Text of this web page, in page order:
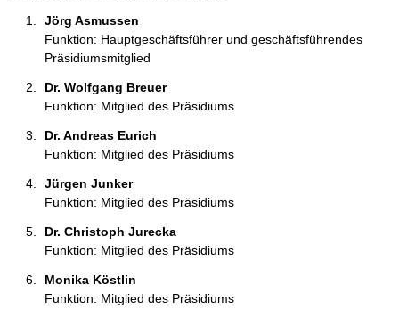
Jörg Asmussen
Funktion: Hauptgeschäftsführer und geschäftsführendes
Präsidiumsmitglied
Dr. Wolfgang Breuer
Funktion: Mitglied des Präsidiums
Dr. Andreas Eurich
Funktion: Mitglied des Präsidiums
Jürgen Junker
Funktion: Mitglied des Präsidiums
Dr. Christoph Jurecka
Funktion: Mitglied des Präsidiums
Monika Köstlin
Funktion: Mitglied des Präsidiums